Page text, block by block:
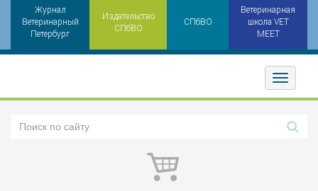
Журнал
Ветеринарный
Петербург
Издательство
СПбВО
СПбВО
Ветеринарная
школа VET
MEET
Toggler